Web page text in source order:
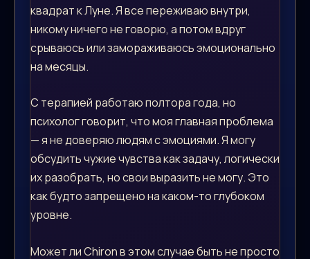
квадрат к Луне. Я все переживаю внутри,
никому ничего не говорю, а потом вдруг
срываюсь или замораживаюсь эмоционально
на месяцы.
С терапией работаю полтора года, но
психолог говорит, что моя главная проблема
— я не доверяю людям с эмоциями. Я могу
обсудить чужие чувства как задачу, логически
их разобрать, но свои выразить не могу. Это
как будто запрещено на каком-то глубоком
уровне.
Может ли Chiron в этом случае быть не просто